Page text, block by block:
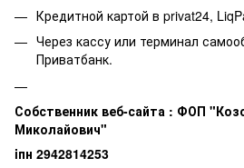
Кредитной картой в privat24,
Через кассу или терминал
Приватбанк.
Собственник веб-сайта : ФОП
Миколайович"
iпн 2942814253